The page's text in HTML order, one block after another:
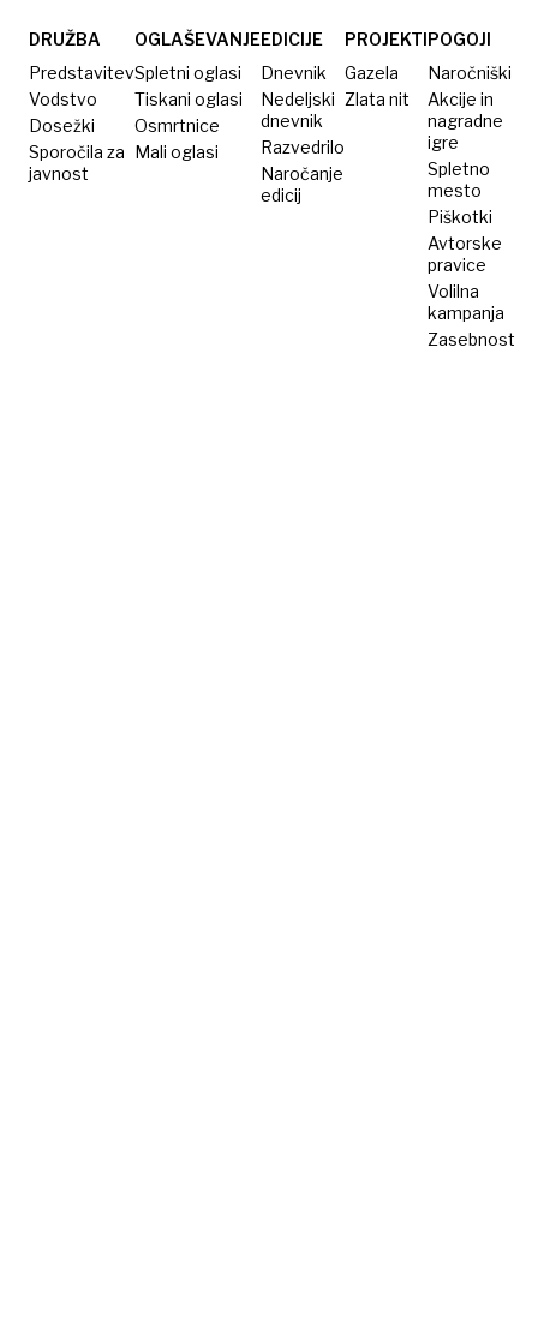
DRUŽBA
Predstavitev
Vodstvo
Dosežki
Sporočila za
javnost
OGLAŠEVANJE
Spletni oglasi
Tiskani oglasi
Osmrtnice
Mali oglasi
EDICIJE
Dnevnik
Nedeljski
dnevnik
Razvedrilo
Naročanje
edicij
PROJEKTI
Gazela
Zlata nit
POGOJI
Naročniški
Akcije in
nagradne
igre
Spletno
mesto
Piškotki
Avtorske
pravice
Volilna
kampanja
Zasebnost